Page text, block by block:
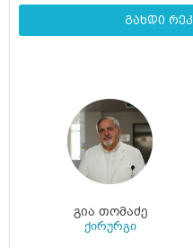
გახდი
გია თომაძე
ქირურგი